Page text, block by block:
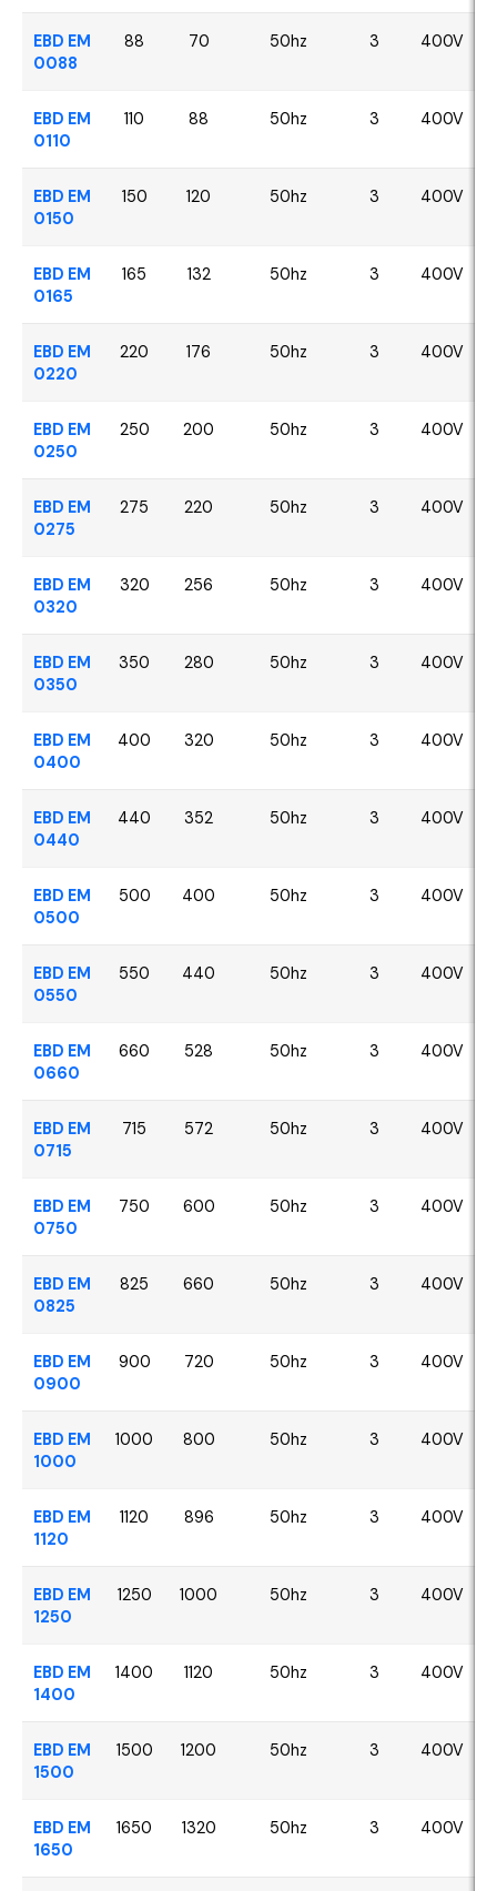
EBD EM
0088
88 70 50hz 3 400V
EBD EM
0110
110 88 50hz 3 400V
EBD EM
0150
150 120 50hz 3 400V
EBD EM
0165
165 132 50hz 3 400V
EBD EM
0220
220 176 50hz 3 400V
EBD EM
0250
250 200 50hz 3 400V
EBD EM
0275
275 220 50hz 3 400V
EBD EM
0320
320 256 50hz 3 400V
EBD EM
0350
350 280 50hz 3 400V
EBD EM
0400
400 320 50hz 3 400V
EBD EM
0440
440 352 50hz 3 400V
EBD EM
0500
500 400 50hz 3 400V
EBD EM
0550
550 440 50hz 3 400V
EBD EM
0660
660 528 50hz 3 400V
EBD EM
0715
715 572 50hz 3 400V
EBD EM
0750
750 600 50hz 3 400V
EBD EM
0825
825 660 50hz 3 400V
EBD EM
0900
900 720 50hz 3 400V
EBD EM
1000
1000 800 50hz 3 400V
EBD EM
1120
1120 896 50hz 3 400V
EBD EM
1250
1250 1000 50hz 3 400V
EBD EM
1400
1400 1120 50hz 3 400V
EBD EM
1500
1500 1200 50hz 3 400V
EBD EM
1650
1650 1320 50hz 3 400V